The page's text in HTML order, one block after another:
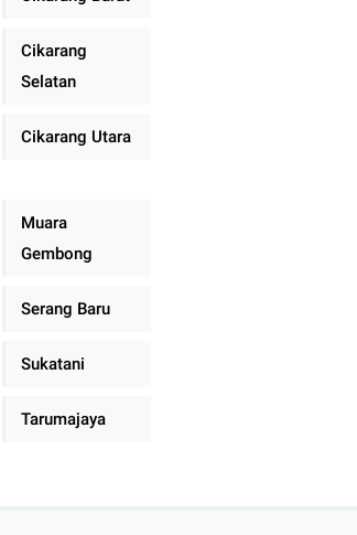
Cikarang
Selatan
Cikarang Utara
Muara
Gembong
Serang Baru
Sukatani
Tarumajaya